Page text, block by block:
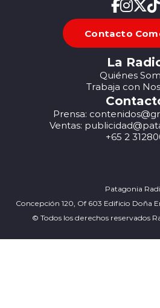
Contacto
La
Quiénes
Trabaja con
Prensa:
Ventas:
+65 2
Patagonia
Concepción 120, Of 603 Edificio Doña
© Todos los derechos reservados